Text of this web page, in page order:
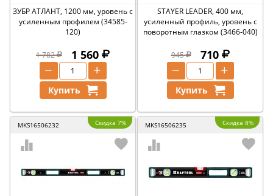
ЗУБР АТЛАНТ, 1200 мм, уровень с
усиленным профилем (34585-
120)
1 782 1 560
+
−
Купить
STAYER LEADER, 400 мм,
усиленный профиль, уровень с
поворотным глазком (3466-040)
945 710
+
−
Купить
MKS16506232 Скидка 7% MKS16506235 Скидка 8%